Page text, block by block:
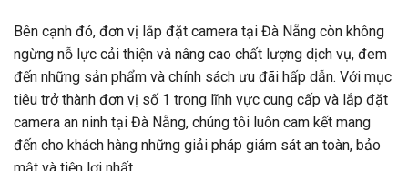
Bên cạnh đó, đơn vị lắp đặt camera tại Đà Nẵng còn không
ngừng nỗ lực cải thiện và nâng cao chất lượng dịch vụ, đem
đến những sản phẩm và chính sách ưu đãi hấp dẫn. Với mục
tiêu trở thành đơn vị số 1 trong lĩnh vực cung cấp và lắp đặt
camera an ninh tại Đà Nẵng, chúng tôi luôn cam kết mang
đến cho khách hàng những giải pháp giám sát an toàn, bảo